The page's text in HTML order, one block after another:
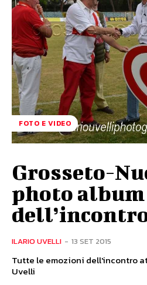
FOTO E VIDEO
Grosseto-
photo album
ILARIO UVELLI - 13 SET 2015
Tutte le emozioni dell'incontro
Uvelli